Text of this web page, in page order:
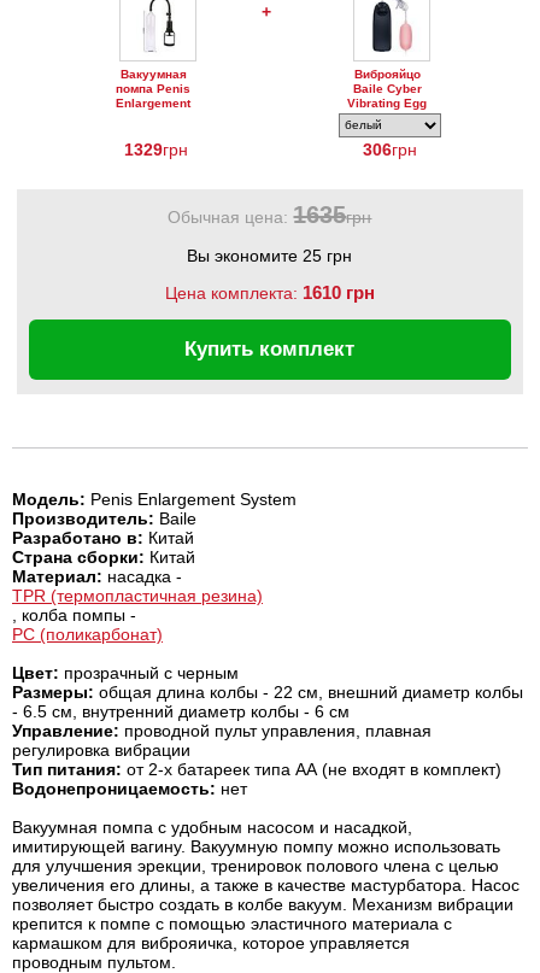
Вакуумная
помпа Penis
Enlargement
1329грн
+
Виброяйцо
Baile Cyber
Vibrating Egg
306грн
Обычная цена:1635грн
Вы экономите 25 грн
Цена комплекта: 1610 грн
Купить комплект
Модель: Penis Enlargement System
Производитель: Baile
Разработано в: Китай
Страна сборки: Китай
Материал: насадка -
TPR (термопластичная резина)
, колба помпы -
PC (поликарбонат)
Цвет: прозрачный с черным
Размеры: общая длина колбы - 22 см, внешний диаметр колбы
- 6.5 см, внутренний диаметр колбы - 6 см
Управление: проводной пульт управления, плавная
регулировка вибрации
Тип питания: от 2-х батареек типа АА (не входят в комплект)
Водонепроницаемость: нет
Вакуумная помпа с удобным насосом и насадкой,
имитирующей вагину. Вакуумную помпу можно использовать
для улучшения эрекции, тренировок полового члена с целью
увеличения его длины, а также в качестве мастурбатора. Насос
позволяет быстро создать в колбе вакуум. Механизм вибрации
крепится к помпе с помощью эластичного материала с
кармашком для виброяичка, которое управляется
проводным пультом.